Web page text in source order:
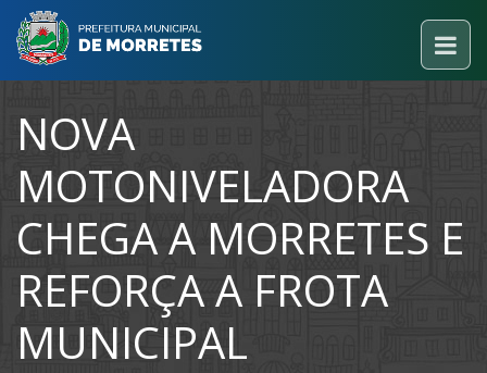
NOVA
MOTONIVELADORA
CHEGA A MORRETES E
REFORÇA A FROTA
MUNICIPAL